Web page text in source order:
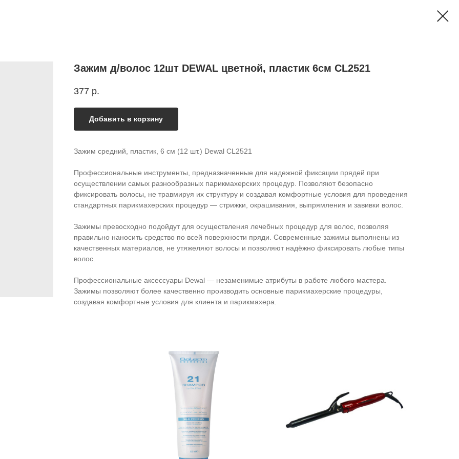
Зажим д/волос 12шт DEWAL цветной, пластик 6см CL2521
377 р.
Добавить в корзину
Зажим средний, пластик, 6 см (12 шт.) Dewal CL2521
Профессиональные инструменты, предназначенные для надежной фиксации прядей при
осуществлении самых разнообразных парикмахерских процедур. Позволяют безопасно
фиксировать волосы, не травмируя их структуру и создавая комфортные условия для проведения
стандартных парикмахерских процедур — стрижки, окрашивания, выпрямления и завивки волос.
Зажимы превосходно подойдут для осуществления лечебных процедур для волос, позволяя
правильно наносить средство по всей поверхности пряди. Современные зажимы выполнены из
качественных материалов, не утяжеляют волосы и позволяют надёжно фиксировать любые типы
волос.
Профессиональные аксессуары Dewal — незаменимые атрибуты в работе любого мастера.
Зажимы позволяют более качественно производить основные парикмахерские процедуры,
создавая комфортные условия для клиента и парикмахера.